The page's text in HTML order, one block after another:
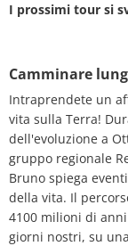
I prossimi tour si
Camminare
Intraprendete un
vita sulla Terra!
dell'evoluzione a
gruppo regionale
Bruno spiega
della vita. Il
4100 milioni di
giorni nostri, su